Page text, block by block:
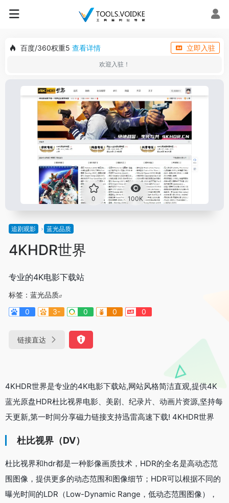
百度/360权重5 查看详情 立即入驻
欢迎入驻！
0 100K
追剧观影 蓝光品质
4KHDR世界
专业的4K电影下载站
标签： 蓝光品质
0
3- 0 0 0
链接直达
4KHDR世界是专业的4K电影下载站,网站风格简洁直观,提供4K
蓝光原盘HDR杜比视界电影、美剧、纪录片、动画片资源,坚持每
天更新,第一时间分享磁力链接支持迅雷高速下载! 4KHDR世界
杜比视界（DV）
杜比视界和hdr都是一种影像画质技术，HDR的全名是高动态范
围图像，提供更多的动态范围和图像细节；HDR可以根据不同的
曝光时间的LDR（Low-Dynamic Range，低动态范围图像），